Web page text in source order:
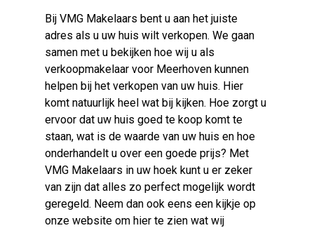
Bij VMG Makelaars bent u aan het juiste
adres als u uw huis wilt verkopen. We gaan
samen met u bekijken hoe wij u als
verkoopmakelaar voor Meerhoven kunnen
helpen bij het verkopen van uw huis. Hier
komt natuurlijk heel wat bij kijken. Hoe zorgt u
ervoor dat uw huis goed te koop komt te
staan, wat is de waarde van uw huis en hoe
onderhandelt u over een goede prijs? Met
VMG Makelaars in uw hoek kunt u er zeker
van zijn dat alles zo perfect mogelijk wordt
geregeld. Neem dan ook eens een kijkje op
onze website om hier te zien wat wij